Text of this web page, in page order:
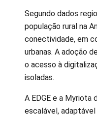
Segundo dados
população rural na
conectividade, em
urbanas. A adoção
o acesso à
isoladas.
A EDGE e a
escalável,